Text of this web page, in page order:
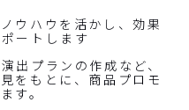
ウハウを活かし、効果
ートします
出プランの作成など、
をもとに、商品プロモ
す。